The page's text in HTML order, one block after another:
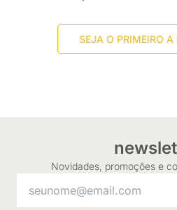
SEJA O PRIMEIRO A
Novidades, promoções e